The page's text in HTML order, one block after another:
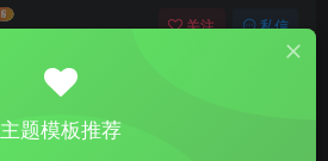
关注 私信
主题模板推荐